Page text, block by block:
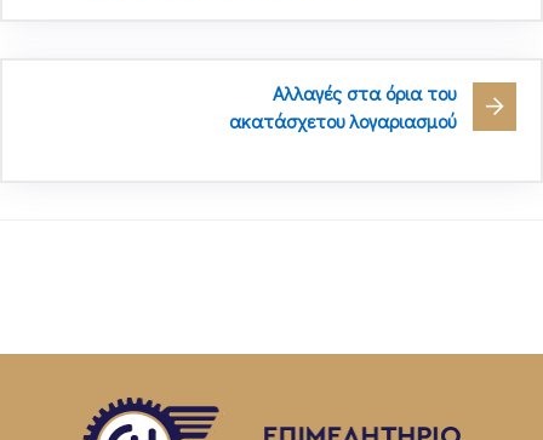
Αλλαγές στα όρια του
ακατάσχετου λογαριασμού